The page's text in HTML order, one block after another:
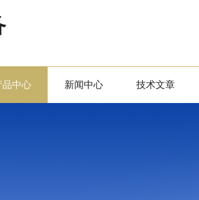
品中心 新闻中心 技术文章